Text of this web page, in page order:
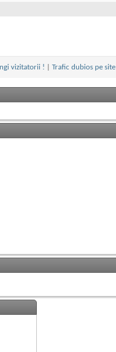
vizitatorii ! Trafic dubios pe site